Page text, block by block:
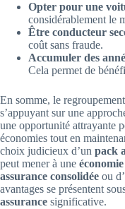
Opter pour une
considérablement le
Être conducteur
coût sans fraude.
Accumuler des
Cela permet de
En somme, le
s’appuyant sur une
une opportunité attrayante
économies tout en
choix judicieux d’un pack
peut mener à une
assurance consolidée ou
avantages se présentent
assurance significative.